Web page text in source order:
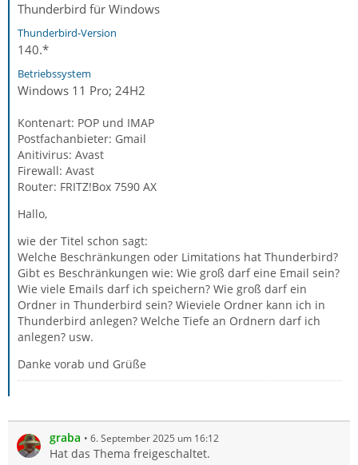
Thunderbird für Windows
Thunderbird-Version
140.*
Betriebssystem
Windows 11 Pro; 24H2
Kontenart: POP und IMAP
Postfachanbieter: Gmail
Anitivirus: Avast
Firewall: Avast
Router: FRITZ!Box 7590 AX
Hallo,
wie der Titel schon sagt:
Welche Beschränkungen oder Limitations hat Thunderbird?
Gibt es Beschränkungen wie: Wie groß darf eine Email sein?
Wie viele Emails darf ich speichern? Wie groß darf ein
Ordner in Thunderbird sein? Wieviele Ordner kann ich in
Thunderbird anlegen? Welche Tiefe an Ordnern darf ich
anlegen? usw.
Danke vorab und Grüße
graba 6. September 2025 um 16:12
Hat das Thema freigeschaltet.